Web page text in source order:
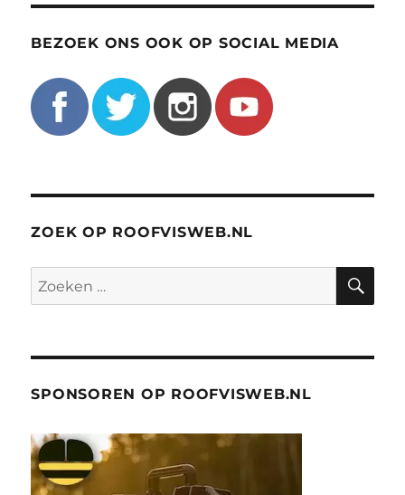
BEZOEK ONS OOK OP SOCIAL MEDIA
ZOEK OP ROOFVISWEB.NL
Zoeken
naar:
SPONSOREN OP ROOFVISWEB.NL